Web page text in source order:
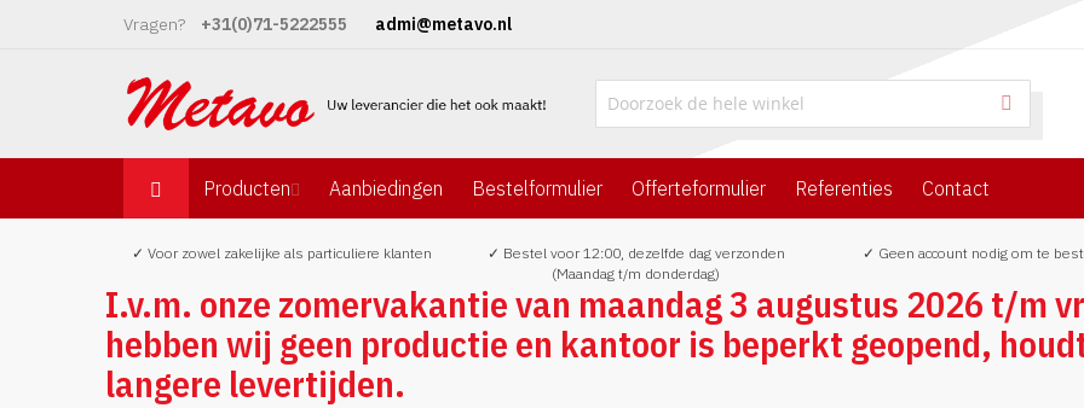
Ga
de
Vragen? +31(0)71-5222555 admi@metavo.nl
Producten Aanbiedingen Bestelformulier Offerteformulier Referenties Contact
✓ Voor zowel zakelijke als particuliere klanten
✓ Bestel voor 12:00, dezelfde dag verzonden
(Maandag t/m donderdag)
✓ Geen account nodig om te
I.v.m. onze zomervakantie van maandag 3 augustus 2026 t/m
hebben wij geen productie en kantoor is beperkt geopend,
langere levertijden.